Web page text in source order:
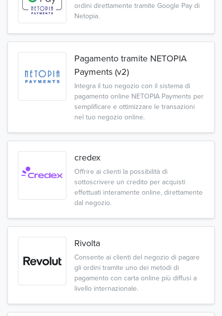
ordini direttamente tramite Google Pay di
Netopia.
Pagamento tramite NETOPIA
Payments (v2)
Integra il tuo negozio con il sistema di
pagamento online NETOPIA Payments per
semplificare e ottimizzare le transazioni
nel tuo negozio online.
credex
Offrire ai clienti la possibilità di
sottoscrivere un credito per acquisti
effettuati interamente online, direttamente
dal negozio.
Rivolta
Consente ai clienti del negozio di pagare
gli ordini tramite uno dei metodi di
pagamento con carta online più diffusi a
livello internazionale.